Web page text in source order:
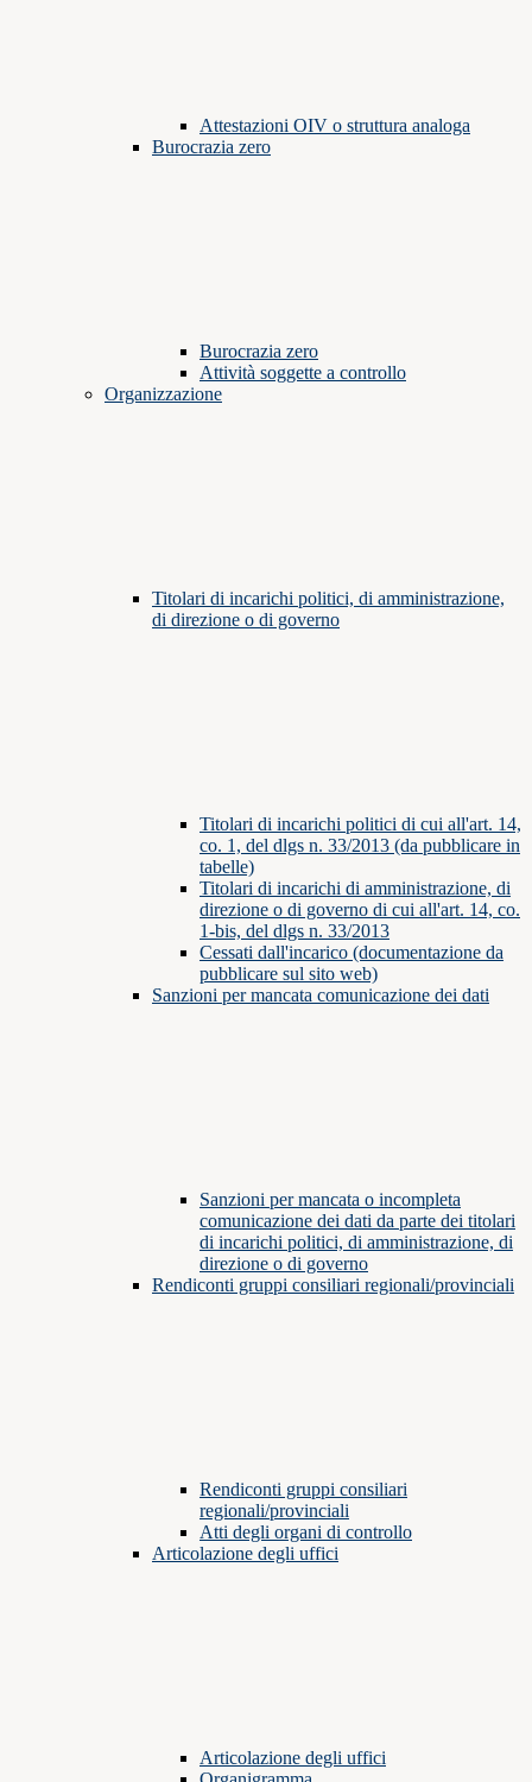
Attestazioni OIV o struttura analoga
Burocrazia zero
Burocrazia zero
Attività soggette a controllo
Organizzazione
Titolari di incarichi politici, di amministrazione,
di direzione o di governo
Titolari di incarichi politici di cui all'art. 14,
co. 1, del dlgs n. 33/2013 (da pubblicare in
tabelle)
Titolari di incarichi di amministrazione, di
direzione o di governo di cui all'art. 14, co.
1-bis, del dlgs n. 33/2013
Cessati dall'incarico (documentazione da
pubblicare sul sito web)
Sanzioni per mancata comunicazione dei dati
Sanzioni per mancata o incompleta
comunicazione dei dati da parte dei titolari
di incarichi politici, di amministrazione, di
direzione o di governo
Rendiconti gruppi consiliari regionali/provinciali
Rendiconti gruppi consiliari
regionali/provinciali
Atti degli organi di controllo
Articolazione degli uffici
Articolazione degli uffici